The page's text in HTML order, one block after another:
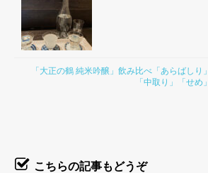
「大正の鶴 純米吟醸」飲み比べ「あらばしり」
「中取り」「せめ」
こちらの記事もどうぞ